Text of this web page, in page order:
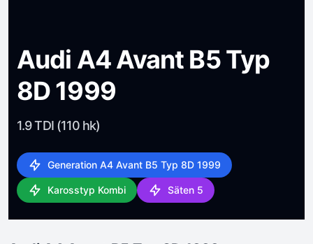
Audi A4 Avant B5 Typ
8D 1999
1.9 TDI (110 hk)
Generation A4 Avant B5 Typ 8D 1999
Karosstyp Kombi Säten 5